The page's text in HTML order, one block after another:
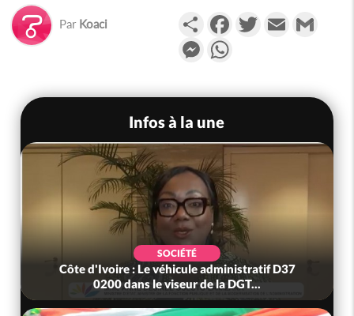
Par Koaci PartagerFacebookTwitterEmail
Messenger
Infos à la une
SOCIÉTÉ
Côte d'Ivoire : Le véhicule administratif D37
0200 dans le viseur de la DGT...